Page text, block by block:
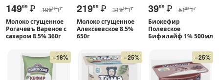
14999 ₽ 19999 ₽
Молоко сгущенное
Рогачевъ Вареное с
сахаром 8.5% 360г
21999 ₽ 31999 ₽
Молоко сгущенное
Алексеевское 8.5%
650г
3999 ₽ 5199 ₽
Биокефир
Полевское
Бифилайф 1% 500мл
–18% –25% –25%